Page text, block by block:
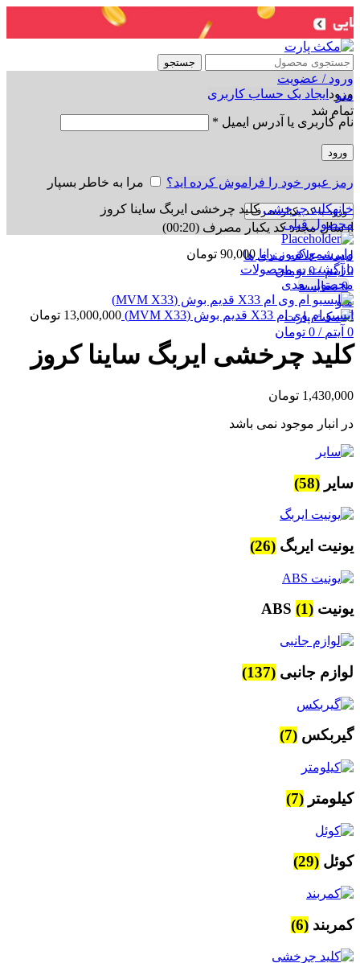
جستجو
ورود / عضویت
ورود ایجاد یک حساب کاربری
نام کاربری یا آدرس ایمیل *
ورود
رمز عبور خود را فراموش کرده اید؟ مرا به خاطر بسپار
ورود با کد یکبارمصرف
ارسال مجدد کد یکبار مصرف (00:
20
)
لیست علاقه مندی ها
0 آیتم /
0 تومان
0 مقایسه
منو
0 آیتم /
0 تومان
منو
تمام شد
برای بزرگنمایی کلیک کنید
خانهکلید چرخشیکلید چرخشی ایربگ ساینا کروز
محصول قبلی
وایرشمع کروز رانا 90,000 تومان
بازگشت به محصولات
محصول بعدی
ایسیو ام وی ام X33 قدیم بوش (MVM X33) 13,000,000 تومان
کلید چرخشی ایربگ ساینا کروز
1,430,000 تومان
در انبار موجود نمی باشد
سایر (58)
یونیت ایربگ (26)
یونیت ABS (1)
لوازم جانبی (137)
گیربکس (7)
کیلومتر (7)
کوئل (29)
کمربند (6)